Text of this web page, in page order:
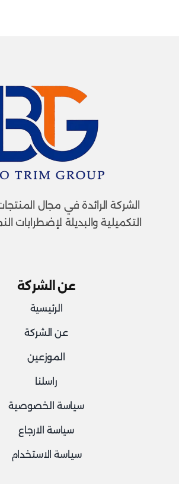
الشركة الرائدة في مجال
التكميلية والبديلة لإضطرابات
عن الشركة
الرئيسية
عن الشركة
الموزعين
راسلنا
سياسة الخصوصية
سياسة الارجاع
سياسة الاستخدام